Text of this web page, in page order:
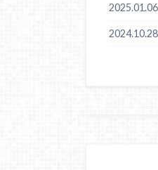
2025.01.06
2024.10.28